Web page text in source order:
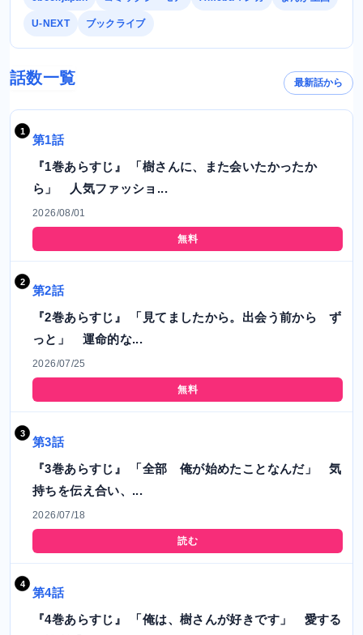
U-NEXT ブックライブ
話数一覧 最新話から
第1話
『1巻あらすじ』 「樹さんに、また会いたかったか
ら」 人気ファッショ...
2026/08/01
無料
第2話
『2巻あらすじ』 「見てましたから。出会う前から ず
っと」 運命的な...
2026/07/25
無料
第3話
『3巻あらすじ』 「全部 俺が始めたことなんだ」 気
持ちを伝え合い、...
2026/07/18
読む
第4話
『4巻あらすじ』 「俺は、樹さんが好きです」 愛する